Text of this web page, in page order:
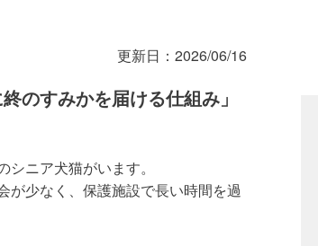
更新日： 2026/06/16
のすみかを届ける仕組み」
ニア犬猫がいます。
が少なく、保護施設で長い時間を過